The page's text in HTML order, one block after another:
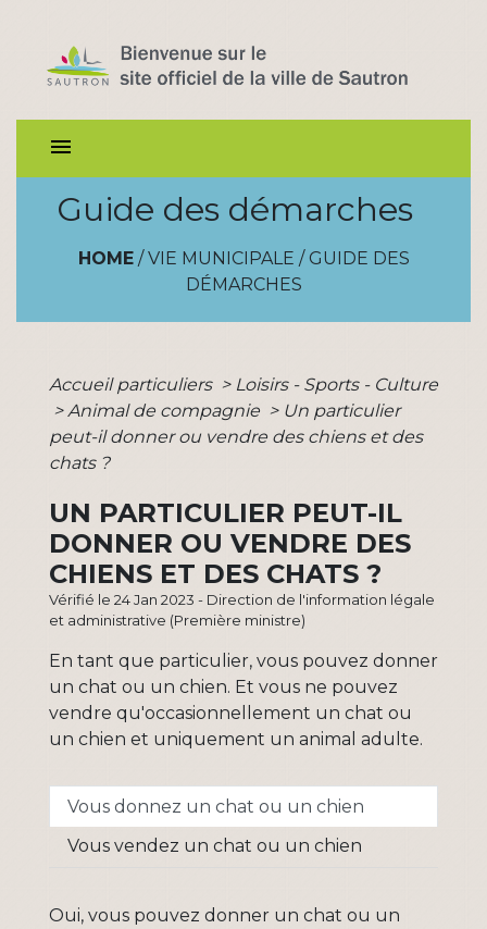
menu
Guide des démarches
HOME/ VIE MUNICIPALE / GUIDE DES
DÉMARCHES
Accueil particuliers > Loisirs - Sports - Culture
> Animal de compagnie > Un particulier
peut-il donner ou vendre des chiens et des
chats ?
UN PARTICULIER PEUT-IL
DONNER OU VENDRE DES
CHIENS ET DES CHATS ?
Vérifié le 24 Jan 2023 - Direction de l'information légale
et administrative (Première ministre)
En tant que particulier, vous pouvez donner
un chat ou un chien. Et vous ne pouvez
vendre qu'occasionnellement un chat ou
un chien et uniquement un animal adulte.
Vous donnez un chat ou un chien
Vous vendez un chat ou un chien
Oui, vous pouvez donner un chat ou un